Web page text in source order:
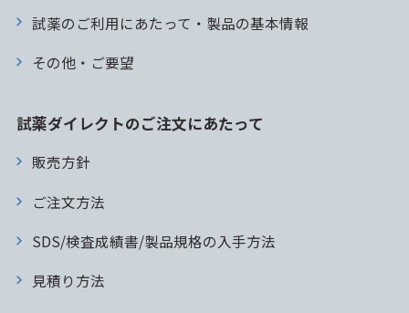
試薬のご利用にあたって・製品の基本情報
その他・ご要望
試薬ダイレクトのご注文にあたって
販売方針
ご注文方法
SDS/検査成績書/製品規格の入手方法
見積り方法